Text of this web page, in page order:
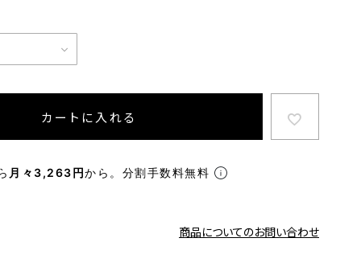
カートに入れる
月々3,263円から。分割手数料無料
商品についてのお問い合わせ